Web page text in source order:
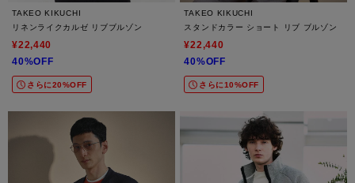
TAKEO KIKUCHI
リネンライクカルゼ リブブルゾン
¥22,440
40%OFF
さらに20%OFF
TAKEO KIKUCHI
スタンドカラー ショート リブ ブルゾン
¥22,440
40%OFF
さらに10%OFF